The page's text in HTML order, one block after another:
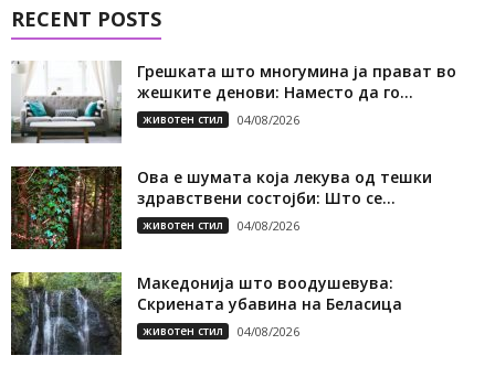
RECENT POSTS
Грешката што многумина ја прават во
жешките денови: Наместо да го...
животен стил 04/08/2026
Ова е шумата која лекува од тешки
здравствени состојби: Што се...
животен стил 04/08/2026
Македонија што воодушевува:
Скриената убавина на Беласица
животен стил 04/08/2026